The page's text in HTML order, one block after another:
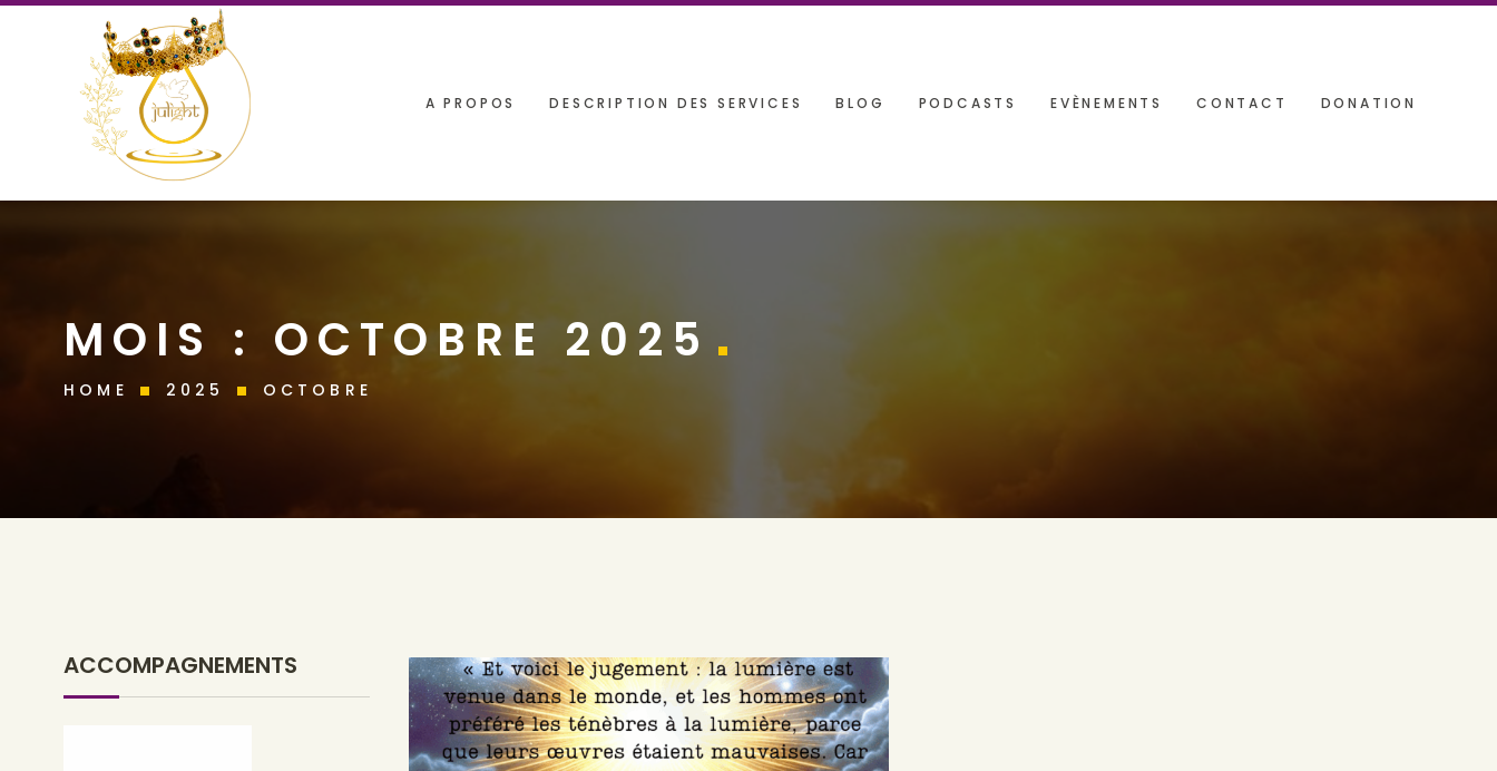
A PROPOS DESCRIPTION DES SERVICES BLOG PODCASTS EVÈNEMENTS CONTACT DONATION
MOIS : OCTOBRE 2025
HOME 2025 OCTOBRE
ACCOMPAGNEMENTS